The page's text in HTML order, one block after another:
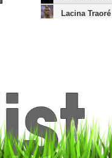
Lacina Traoré